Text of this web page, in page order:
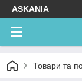
ASKANIA
Товари та